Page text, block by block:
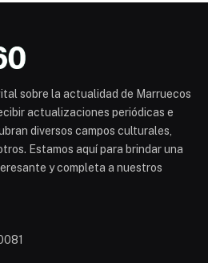
sobre la actualidad de Marruecos
actualizaciones periódicas e
diversos campos culturales,
Estamos aquí para brindar una
y completa a nuestros